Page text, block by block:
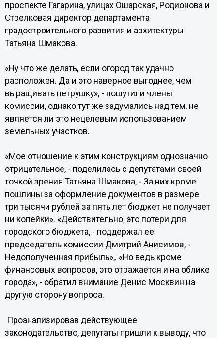
проспекте Гагарина, улицах Ошарская, Родионова и
Стрелковая директор департамента
градостроительного развития и архитектуры
Татьяна Шмакова.
«Ну что же делать, если огород так удачно
расположен. Да и это наверное выгоднее, чем
выращивать петрушку», - пошутили члены
комиссии, однако тут же задумались над тем, не
является ли это нецелевым использованием
земельных участков.
«Мое отношение к этим конструкциям однозначно
отрицательное, - поделилась с депутатами своей
точкой зрения Татьяна Шмакова, - За них кроме
пошлины за оформление документов в размере
три тысячи рублей за пять лет бюджет не получает
ни копейки». «Действительно, это потери для
городского бюджета, - поддержал ее
председатель комиссии Дмитрий Анисимов, -
Недополученная прибыль»,. «Но ведь кроме
финансовых вопросов, это отражается и на облике
города», - обратил внимание Денис Москвин на
другую сторону вопроса.
Проанализировав действующее
законодательство, депутаты пришли к выводу, что